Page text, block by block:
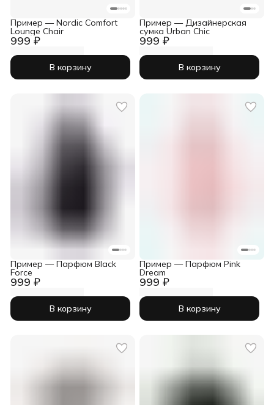
999 ₽
Пример — Nordic Comfort
Lounge Chair
В корзину
999 ₽
Пример — Дизайнерская
сумка Urban Chic
В корзину
999 ₽
Пример — Парфюм Black
Force
В корзину
999 ₽
Пример — Парфюм Pink
Dream
В корзину